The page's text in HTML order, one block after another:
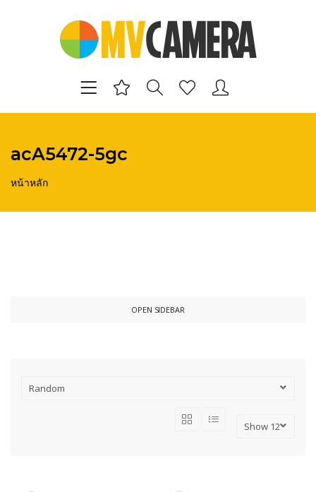
acA5472-5gc
หน้าหลัก
OPEN SIDEBAR